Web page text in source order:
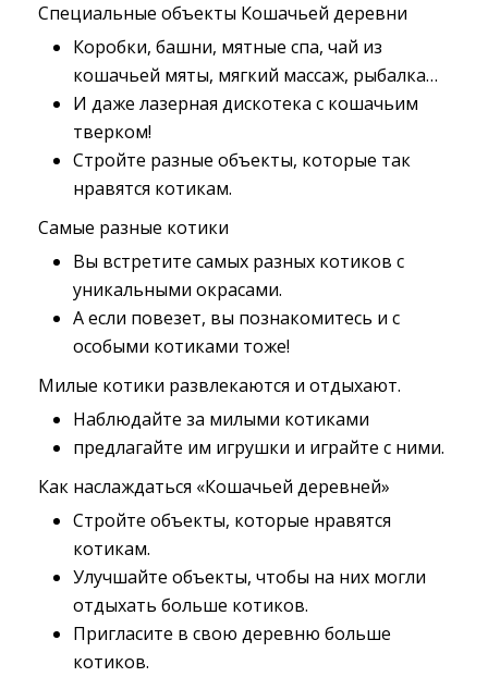
Специальные объекты Кошачьей деревни
Коробки, башни, мятные спа, чай из
кошачьей мяты, мягкий массаж, рыбалка…
И даже лазерная дискотека с кошачьим
тверком!
Стройте разные объекты, которые так
нравятся котикам.
Самые разные котики
Вы встретите самых разных котиков с
уникальными окрасами.
А если повезет, вы познакомитесь и с
особыми котиками тоже!
Милые котики развлекаются и отдыхают.
Наблюдайте за милыми котиками
предлагайте им игрушки и играйте с ними.
Как наслаждаться «Кошачьей деревней»
Стройте объекты, которые нравятся
котикам.
Улучшайте объекты, чтобы на них могли
отдыхать больше котиков.
Пригласите в свою деревню больше
котиков.